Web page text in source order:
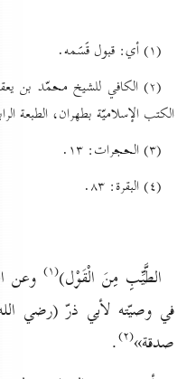
(۱) أي: قبول قَسَمه.
الكتب الإسلاميّة بطهران، الطبعة
(۳) الحجرات: ۱۳.
(٤) البقرة: ۸۳.
الطَّيِّبِ مِنَ الْقَوْل)(۱)
وعن
في وصيّته لأبي ذرّ (رضي الله
صدقة»(۲) .